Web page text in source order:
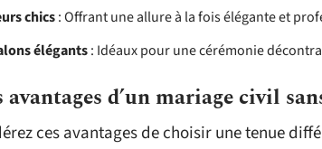
chics: Offrant une allure à la fois élégante et
élégants: Idéaux pour une cérémonie
avantages d’un mariage civil
ces avantages de choisir une tenue